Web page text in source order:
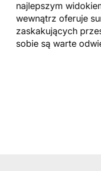
najlepszym
wewnątrz oferuje
zaskakujących
sobie są warte